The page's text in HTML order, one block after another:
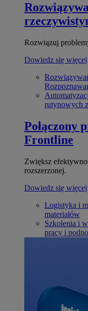
Rozwiązuj
Dowiedz się więcej
rutynowych
Połączony
Frontline
Zwiększ
rozszerzonej.
Dowiedz się więcej
Logistyka i
materiałów
Szkolenia i
pracy i